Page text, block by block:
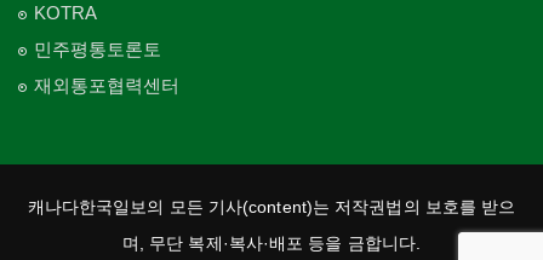
KOTRA
민주평통토론토
재외통포협력센터
캐나다한국일보의 모든 기사(content)는 저작권법의 보호를 받으
며, 무단 복제·복사·배포 등을 금합니다.